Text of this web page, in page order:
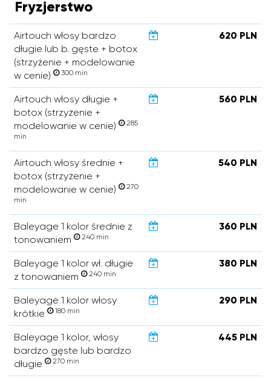
Fryzjerstwo
Airtouch włosy bardzo
długie lub b. gęste + botox
(strzyżenie + modelowanie
w cenie)
300 min
620 PLN
Airtouch włosy długie +
botox (strzyżenie +
modelowanie w cenie)
285
min
560 PLN
Airtouch włosy średnie +
botox (strzyżenie +
modelowanie w cenie)
270
min
540 PLN
Baleyage 1 kolor średnie z
tonowaniem
240 min
360 PLN
Baleyage 1 kolor wł. długie
z tonowaniem
240 min
380 PLN
Baleyage 1 kolor włosy
krótkie
180 min
290 PLN
Baleyage 1 kolor, włosy
bardzo gęste lub bardzo
długie
270 min
445 PLN